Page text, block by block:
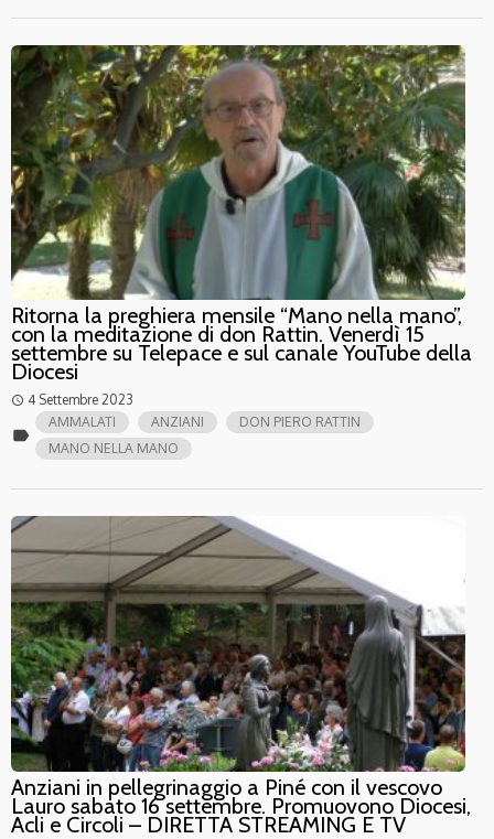
Ritorna la preghiera mensile “Mano nella mano”,
con la meditazione di don Rattin. Venerdì 15
settembre su Telepace e sul canale YouTube della
Diocesi
access_time 4 Settembre 2023
label
AMMALATI ANZIANI
DON PIERO RATTIN
MANO NELLA MANO
Anziani in pellegrinaggio a Piné con il vescovo
Lauro sabato 16 settembre. Promuovono Diocesi,
Acli e Circoli – DIRETTA STREAMING E TV